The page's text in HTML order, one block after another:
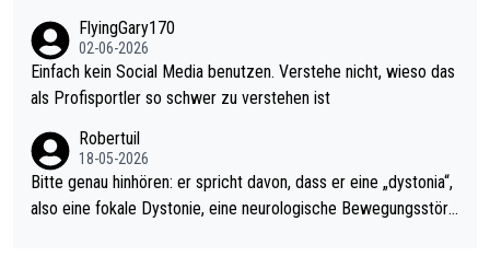
el hat.
s Leben in den Griff kriegen. Nur eins wundert mich: Luke Little
r war doch neulich erst derjenige, der über Social Media GvV p
rovoziert hat. Und Littlers Mutter schießt öfters mal gegen Ric
FlyingGary170
02-06-2026
Einfach kein Social Media benutzen. Verstehe nicht, wieso das
als Profisportler so schwer zu verstehen ist
Robertuil
18-05-2026
Bitte genau hinhören: er spricht davon, dass er eine „dystonia“,
also eine fokale Dystonie, eine neurologische Bewegungsstöru